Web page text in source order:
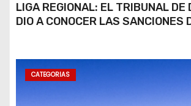
LIGA REGIONAL: EL TRIBUNAL DE
DIO A CONOCER LAS SANCIONES
CATEGORIAS